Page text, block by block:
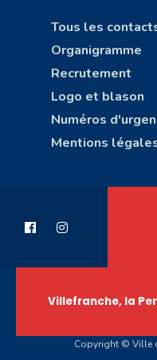
Tous les
Organigramme
Recrutement
Logo et blason
Numéros
Mentions
Villefranche, la
Copyright © Ville